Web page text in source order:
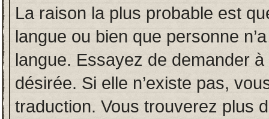
La raison la plus probable est
langue ou bien que personne
langue. Essayez de demander à
désirée. Si elle n’existe pas,
traduction. Vous trouverez plus